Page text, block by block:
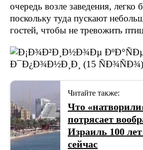
очередь возле заведения, легко
поскольку туда пускают
гостей, чтобы не тревожить
Читайте также:
Что
потрясает
Израиль 100
сейчас